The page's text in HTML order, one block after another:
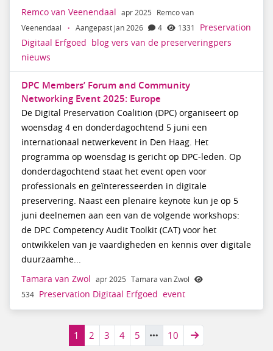
Remco van Veenendaal apr 2025 Remco van
Veenendaal
· Aangepast jan 2026 4 1331
Preservation
Digitaal Erfgoed blog vers van de preserveringpers
nieuws
DPC Members’ Forum and Community
Networking Event 2025: Europe
De Digital Preservation Coalition (DPC) organiseert op
woensdag 4 en donderdagochtend 5 juni een
internationaal netwerkevent in Den Haag. Het
programma op woensdag is gericht op DPC-leden. Op
donderdagochtend staat het event open voor
professionals en geïnteresseerden in digitale
preservering. Naast een plenaire keynote kun je op 5
juni deelnemen aan een van de volgende workshops:
de DPC Competency Audit Toolkit (CAT) voor het
ontwikkelen van je vaardigheden en kennis over digitale
duurzaamhe...
Tamara van Zwol apr 2025 Tamara van Zwol
534 Preservation Digitaal Erfgoed event
1 2 3 4 5 10